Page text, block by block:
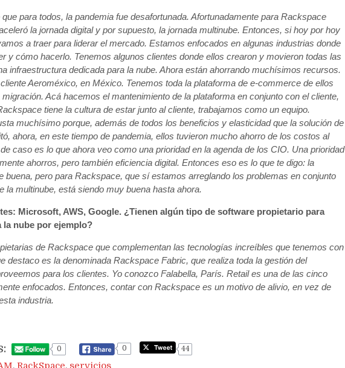
para todos, la pandemia fue desafortunada. Afortunadamente para Rackspace
la jornada digital y por supuesto, la jornada multinube. Entonces, si hoy por hoy
a traer para liderar el mercado. Estamos enfocados en algunas industrias donde
y cómo hacerlo. Tenemos algunos clientes donde ellos crearon y movieron todas las
infraestructura dedicada para la nube. Ahora están ahorrando muchísimos recursos.
Aeroméxico, en México. Tenemos toda la plataforma de e-commerce de ellos
Acá hacemos el mantenimiento de la plataforma en conjunto con el cliente,
tiene la cultura de estar junto al cliente, trabajamos como un equipo.
muchísimo porque, además de todos los beneficios y elasticidad que la solución de
ahora, en este tiempo de pandemia, ellos tuvieron mucho ahorro de los costos al
caso es lo que ahora veo como una prioridad en la agenda de los CIO. Una prioridad
ahorros, pero también eficiencia digital. Entonces eso es lo que te digo: la
buena, pero para Rackspace, que sí estamos arreglando los problemas en conjunto
la multinube, está siendo muy buena hasta ahora.
Microsoft, AWS, Google. ¿Tienen algún tipo de software propietario para
nube por ejemplo?
de Rackspace que complementan las tecnologías increíbles que tenemos con
destaco es la denominada Rackspace Fabric, que realiza toda la gestión del
para los clientes. Yo conozco Falabella, París. Retail es una de las cinco
enfocados. Entonces, contar con Rackspace es un motivo de alivio, en vez de
industria.
0 0 44
, RackSpace, servicios